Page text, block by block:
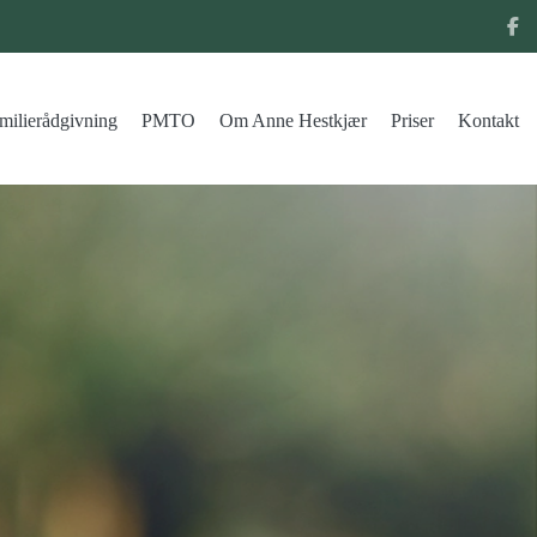
PMTO Om Anne Hestkjær Priser Kontakt